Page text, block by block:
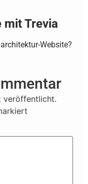
mit Trevia
Website?
veröffentlicht.